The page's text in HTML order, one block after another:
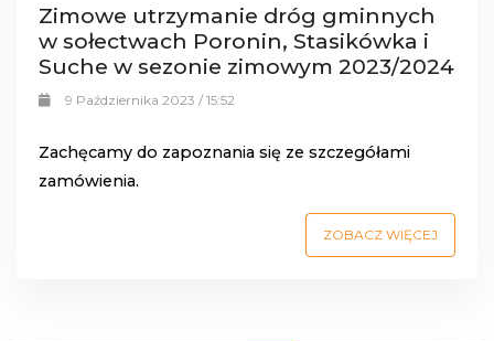
Zimowe utrzymanie dróg gminnych
w sołectwach Poronin, Stasikówka i
Suche w sezonie zimowym 2023/2024
9 Października 2023 / 15:52
Zachęcamy do zapoznania się ze szczegółami
zamówienia.
ZOBACZ WIĘCEJ